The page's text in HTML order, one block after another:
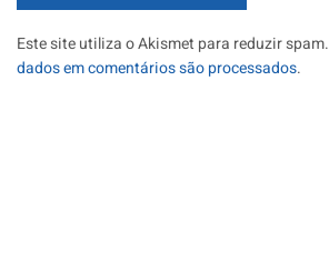
Este site utiliza o Akismet para reduzir spam.
dados em comentários são processados.